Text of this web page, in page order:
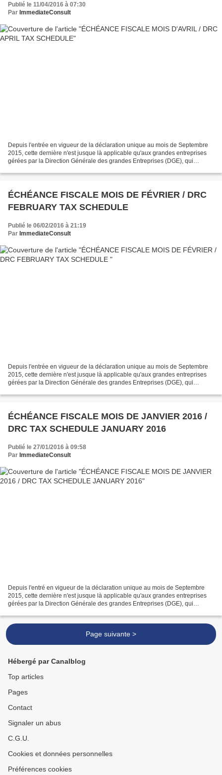
Publié le 11/04/2016 à 07:30
Par ImmediateConsult
Depuis l'entrée en vigueur de la déclaration unique au mois de Septembre
2015, cette dernière n'est jusque là applicable qu'aux grandes entreprises
gérées par la Direction Générale des grandes Entreprises (DGE), qui
ÉCHÉANCE FISCALE MOIS DE FÉVRIER / DRC
FEBRUARY TAX SCHEDULE
Publié le 06/02/2016 à 21:19
Par ImmediateConsult
Depuis l'entrée en vigueur de la déclaration unique au mois de Septembre
2015, cette dernière n'est jusque là applicable qu'aux grandes entreprises
gérées par la Direction Générale des grandes Entreprises (DGE), qui
ÉCHÉANCE FISCALE MOIS DE JANVIER 2016 /
DRC TAX SCHEDULE JANUARY 2016
Publié le 27/01/2016 à 09:58
Par ImmediateConsult
Depuis l'entré en vigueur de la déclaration unique au mois de Septembre
2015, cette dernière n'est jusque là applicable qu'aux grandes entreprises
gérées par la Direction Générale des grandes Entreprises (DGE), qui
Page suivante >
Hébergé par Canalblog
Top articles
Pages
Contact
Signaler un abus
C.G.U.
Cookies et données personnelles
Préférences cookies